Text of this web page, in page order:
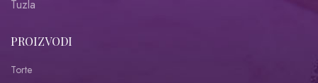
Tuzla
PROIZVODI
Torte